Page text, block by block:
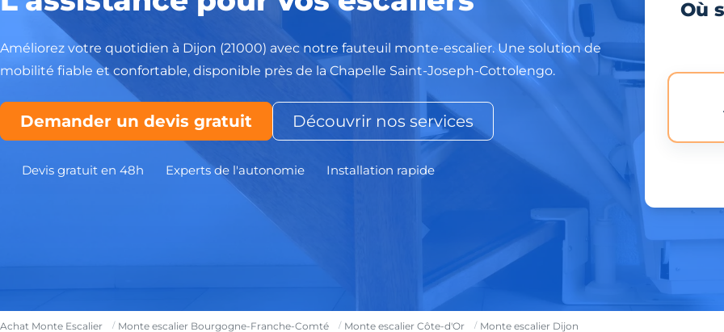
Améliorez votre quotidien à Dijon (21000) avec notre fauteuil monte-escalier. Une solution de
mobilité fiable et confortable, disponible près de la Chapelle Saint-Joseph-Cottolengo.
Demander un devis gratuit Découvrir nos services
Devis gratuit en 48h Experts de l'autonomie Installation rapide
Où
Achat Monte Escalier Monte escalier Bourgogne-Franche-Comté Monte escalier Côte-d'Or Monte escalier Dijon